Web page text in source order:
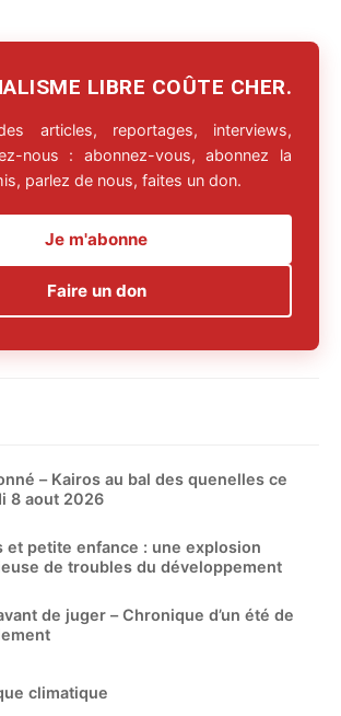
LIBRE COÛTE CHER.
articles, reportages, interviews,
nous : abonnez-vous, abonnez la
parlez de nous, faites un don.
Je m'abonne
Faire un don
– Kairos au bal des quenelles ce
8 aout 2026
et petite enfance : une explosion
de troubles du développement
de juger – Chronique d’un été de
climatique